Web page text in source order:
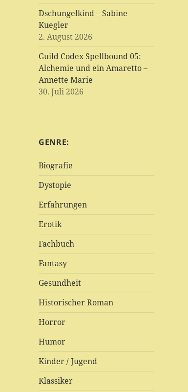
Dschungelkind – Sabine
Kuegler
2. August 2026
Guild Codex Spellbound 05:
Alchemie und ein Amaretto –
Annette Marie
30. Juli 2026
GENRE:
Biografie
Dystopie
Erfahrungen
Erotik
Fachbuch
Fantasy
Gesundheit
Historischer Roman
Horror
Humor
Kinder / Jugend
Klassiker